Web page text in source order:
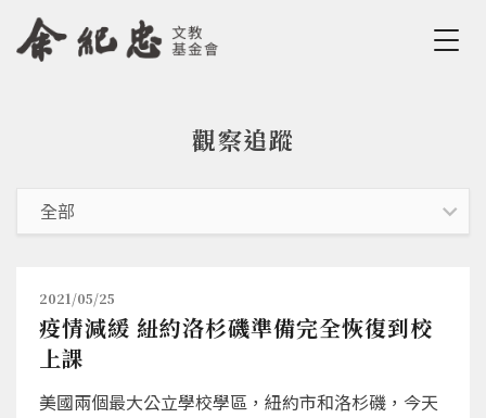
Jump to Navigation
Jump to Main content
觀察追蹤
2021/05/25
疫情減緩 紐約洛杉磯準備完全恢復到校
上課
美國兩個最大公立學校學區，紐約市和洛杉磯，今天